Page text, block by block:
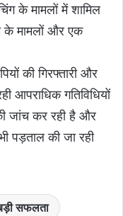
के मामलों में शामिल
के मामलों और एक
की गिरफ्तारी और
आपराधिक गतिविधियों
जांच कर रही है और
पड़ताल की जा रही
सफलता